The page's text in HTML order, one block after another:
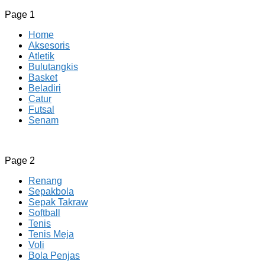
Page 1
Home
Aksesoris
Atletik
Bulutangkis
Basket
Beladiri
Catur
Futsal
Senam
CV JAYA BERSAMA Co Id
Menyediakan Semua Perlengkapan Olahraga Yang
Page 2
Renang
Sepakbola
Sepak Takraw
Softball
Tenis
Tenis Meja
Voli
Bola Penjas